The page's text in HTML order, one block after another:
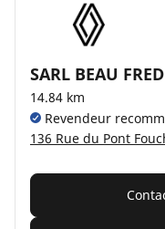
SARL BEAU
14.84 km
Revendeur
136 Rue du Pont